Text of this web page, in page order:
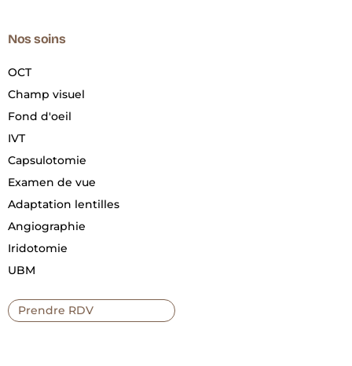
Nos soins
OCT
Champ visuel
Fond d'oeil
IVT
Capsulotomie
Examen de vue
Adaptation lentilles
Angiographie
Iridotomie
UBM
Prendre RDV